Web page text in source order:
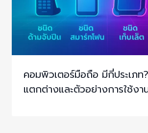
คอมพิวเตอร์มือถือ มีกี่ประเภท
แตกต่างและตัวอย่างการใช้ง